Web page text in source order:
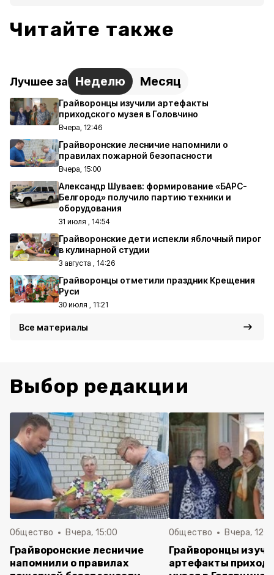
Читайте также
Лучшее за Неделю Месяц
Грайворонцы изучили артефакты
приходского музея в Головчино
Вчера, 12:46
Грайворонские лесничие напомнили о
правилах пожарной безопасности
Вчера, 15:00
Александр Шуваев: формирование «БАРС-
Белгород» получило партию техники и
оборудования
31 июля , 14:54
Грайворонские дети испекли яблочный пирог
в кулинарной студии
3 августа , 14:26
Грайворонцы отметили праздник Крещения
Руси
30 июля , 11:21
Все материалы
Выбор редакции
Общество Вчера, 15:00
Грайворонские лесничие
напомнили о правилах
Общество Вчера,
Грайворонцы
артефакты